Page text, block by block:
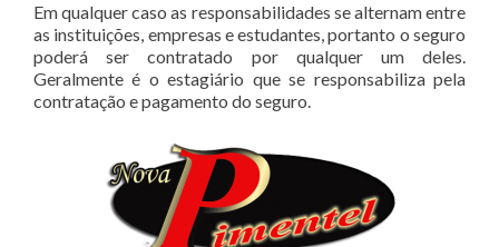
Em qualquer caso as responsabilidades se alternam entre
as instituições, empresas e estudantes, portanto o seguro
poderá ser contratado por qualquer um deles.
Geralmente é o estagiário que se responsabiliza pela
contratação e pagamento do seguro.